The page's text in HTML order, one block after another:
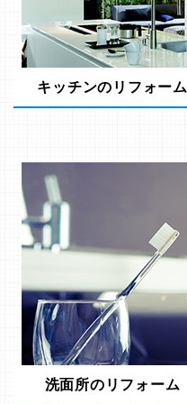
キッチンのリフォーム
洗面所のリフォーム